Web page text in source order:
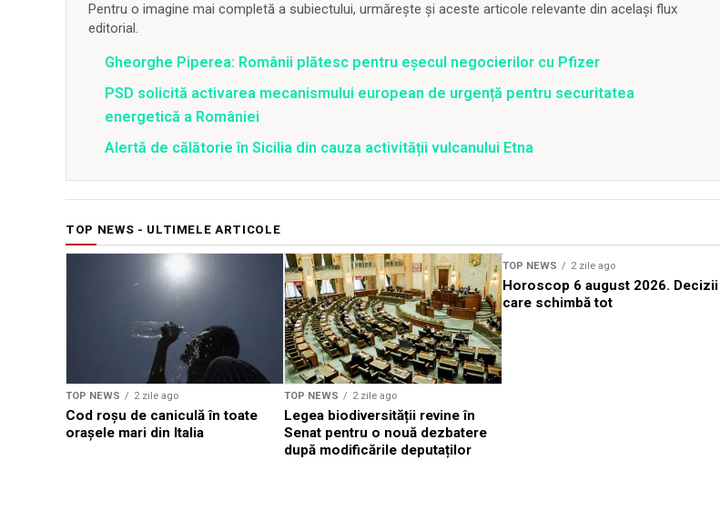
Pentru o imagine mai completă a subiectului, urmărește și aceste articole relevante din același flux
editorial.
Gheorghe Piperea: Românii plătesc pentru eșecul negocierilor cu Pfizer
PSD solicită activarea mecanismului european de urgență pentru securitatea
energetică a României
Alertă de călătorie în Sicilia din cauza activității vulcanului Etna
TOP NEWS - ULTIMELE ARTICOLE
TOP NEWS 2 zile ago
Cod roșu de caniculă în toate
orașele mari din Italia
TOP NEWS 2 zile ago
Legea biodiversității revine în
Senat pentru o nouă dezbatere
după modificările deputaților
TOP NEWS 2 zile ago
Horoscop 6 august 2026. Decizii
care schimbă tot